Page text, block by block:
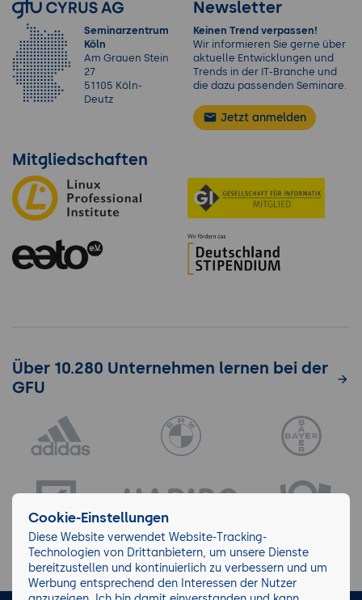
Seminarzentrum
Köln
Am Grauen Stein
27
51105 Köln-
Deutz
Newsletter
Keinen Trend verpassen!
Wir informieren Sie gerne über
aktuelle Entwicklungen und
Trends in der IT-Branche und
die dazu passenden Seminare.
Jetzt anmelden
Mitgliedschaften
Über 10.280 Unternehmen lernen bei der
GFU
Cookie-Einstellungen
Diese Website verwendet Website-Tracking-
Technologien von Drittanbietern, um unsere Dienste
bereitzustellen und kontinuierlich zu verbessern und um
Werbung entsprechend den Interessen der Nutzer